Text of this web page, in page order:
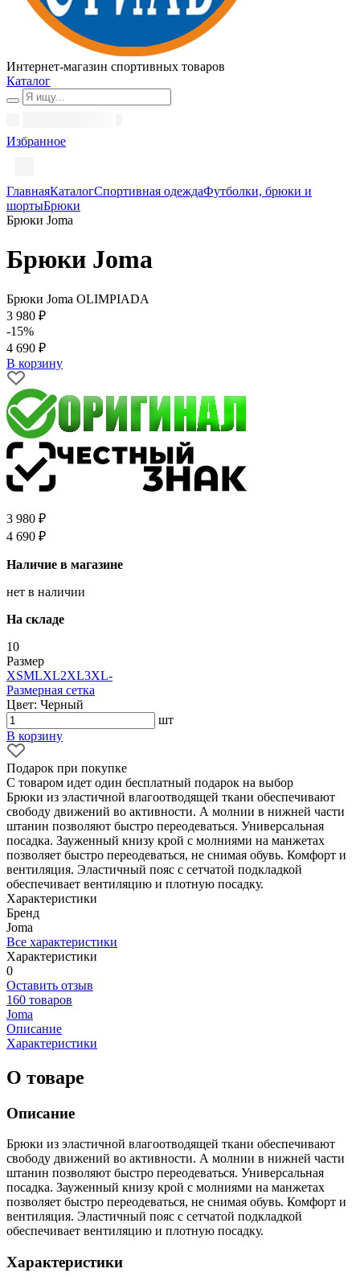
Интернет-магазин спортивных товаров
Каталог
Избранное
ГлавнаяКаталогСпортивная одеждаФутболки, брюки и
шортыБрюки
Брюки Joma
Брюки Joma
Брюки Joma OLIMPIADA
3 980 ₽
-15%
4 690 ₽
В корзину
3 980 ₽
4 690 ₽
Наличие в магазине
нет в наличии
На складе
10
Размер
XSMLXL2XL3XL-
Размерная сетка
Цвет: Черный
шт
В корзину
Подарок при покупке
С товаром идет один бесплатный подарок на выбор
Брюки из эластичной влагоотводящей ткани обеспечивают
свободу движений во активности. А молнии в нижней части
штанин позволяют быстро переодеваться. Универсальная
посадка. Зауженный книзу крой с молниями на манжетах
позволяет быстро переодеваться, не снимая обувь. Комфорт и
вентиляция. Эластичный пояс с сетчатой подкладкой
обеспечивает вентиляцию и плотную посадку.
Характеристики
Бренд
Joma
Все характеристики
Характеристики
0
Оставить отзыв
160 товаров
Joma
Описание
Характеристики
О товаре
Описание
Брюки из эластичной влагоотводящей ткани обеспечивают
свободу движений во активности. А молнии в нижней части
штанин позволяют быстро переодеваться. Универсальная
посадка. Зауженный книзу крой с молниями на манжетах
позволяет быстро переодеваться, не снимая обувь. Комфорт и
вентиляция. Эластичный пояс с сетчатой подкладкой
обеспечивает вентиляцию и плотную посадку.
Характеристики